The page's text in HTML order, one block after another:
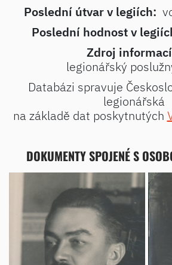
Poslední útvar v legiích:
Poslední hodnost v
Zdroj
legionářský
Databázi spravuje
legionářská
na základě dat poskytnutých
DOKUMENTY SPOJENÉ S